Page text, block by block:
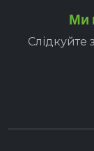
Ми